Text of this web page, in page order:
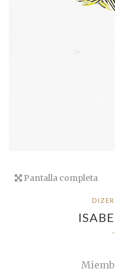
Pantalla completa